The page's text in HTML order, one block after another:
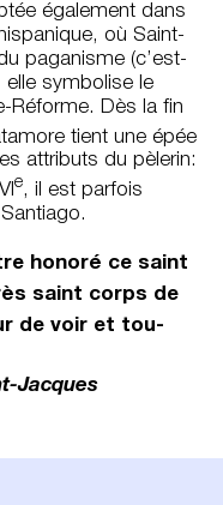
également dans
où Saint-
paganisme (c’est-
elle symbolise le
Réforme. Dès la fin
tient une épée
attributs du pèlerin:
e, il est parfois
honoré ce saint
saint corps de
de voir et tou­
Jacques